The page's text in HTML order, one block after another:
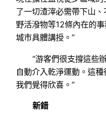
了一切渣滓必需帶下山
野活潑物等12條內在的
城市具體講授。”
“游客們很支撐這些
自動介入乾淨運動。這
我們覺得欣喜。”
新錯